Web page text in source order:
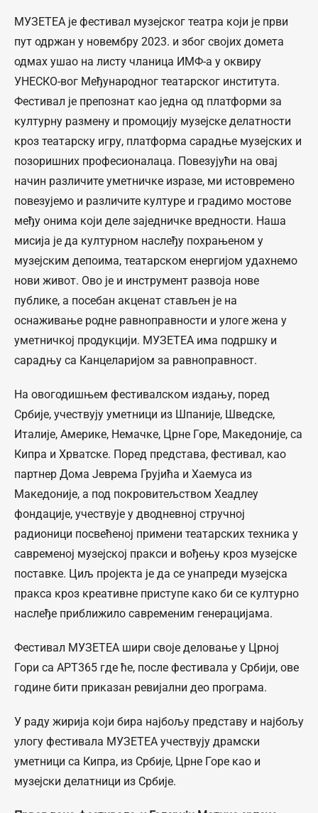
МУЗЕТЕА је фестивал музејског театра који је први
пут одржан у новембру 2023. и због својих домета
одмах ушао на листу чланица ИМФ-а у оквиру
УНЕСКО-вог Међународног театарског института.
Фестивал је препознат као једна од платформи за
културну размену и промоцију музејске делатности
кроз театарску игру, платформа сарадње музејских и
позоришних професионалаца. Повезујући на овај
начин различите уметничке изразе, ми истовремено
повезујемо и различите културе и градимо мостове
међу онима који деле заједничке вредности. Наша
мисија је да културном наслеђу похрањеном у
музејским депоима, театарском енергијом удахнемо
нови живот. Ово је и инструмент развоја нове
публике, а посебан акценат стављен је на
оснаживање родне равноправности и улоге жена у
уметничкој продукцији. МУЗЕТЕА има подршку и
сарадњу са Канцеларијом за равноправност.
На овогодишњем фестивалском издању, поред
Србије, учествују уметници из Шпаније, Шведске,
Италије, Америке, Немачке, Црне Горе, Македоније, са
Кипра и Хрватске. Поред представа, фестивал, као
партнер Дома Јеврема Грујића и Хаемуса из
Македоније, а под покровитељством Хеадлеy
фондације, учествује у дводневној стручној
радионици посвећеној примени театарских техника у
савременој музејској пракси и вођењу кроз музејске
поставке. Циљ пројекта је да се унапреди музејска
пракса кроз креативне приступе како би се културно
наслеђе приближило савременим генерацијама.
Фестивал МУЗЕТЕА шири своје деловање у Црној
Гори са АРТ365 где ће, после фестивала у Србији, ове
године бити приказан ревијални део програма.
У раду жирија који бира најбољу представу и најбољу
улогу фестивала МУЗЕТЕА учествују драмски
уметници са Кипра, из Србије, Црне Горе као и
музејски делатници из Србије.